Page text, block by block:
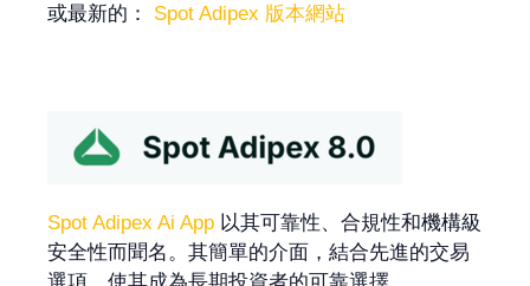
或最新的： Spot Adipex 版本網站
Spot Adipex Ai App 以其可靠性、合規性和機構級
安全性而聞名。其簡單的介面，結合先進的交易
選項，使其成為長期投資者的可靠選擇。